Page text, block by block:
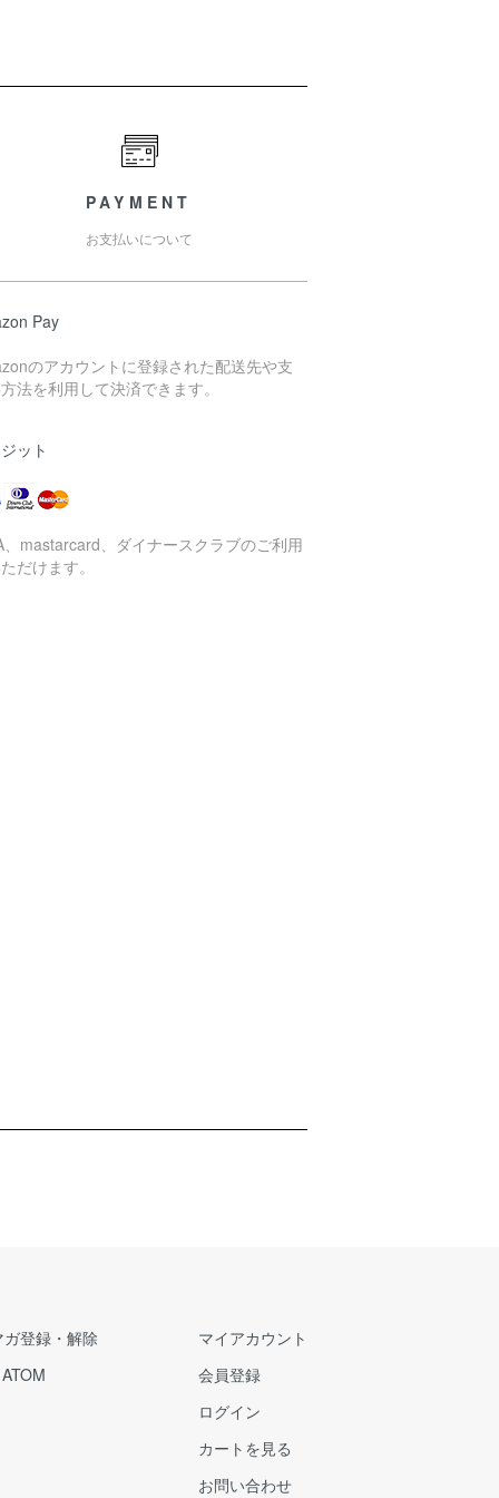
PAYMENT
お支払いについて
Pay
のアカウントに登録された配送先や支
法を利用して決済できます。
ット
、mastarcard、ダイナースクラブのご利用
だけます。
ガ登録・解除
ATOM
マイアカウント
会員登録
ログイン
カートを見る
お問い合わせ